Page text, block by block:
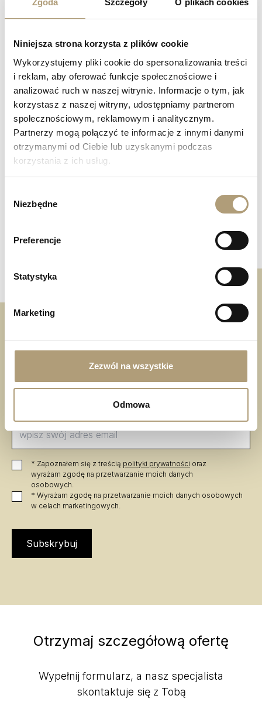
Zgoda Szczegóły O plikach cookies
Niniejsza strona korzysta z plików cookie
Wykorzystujemy pliki cookie do spersonalizowania treści
i reklam, aby oferować funkcje społecznościowe i
analizować ruch w naszej witrynie. Informacje o tym, jak
korzystasz z naszej witryny, udostępniamy partnerom
społecznościowym, reklamowym i analitycznym.
Partnerzy mogą połączyć te informacje z innymi danymi
otrzymanymi od Ciebie lub uzyskanymi podczas
korzystania z ich usług.
zgody
Niezbędne
Preferencje
Statystyka
Marketing
Zezwól na wszystkie
Odmowa
Zapisz się do
newslettera
* Zapoznałem się z treścią polityki prywatności oraz
wyrażam zgodę na przetwarzanie moich danych
osobowych.
* Wyrażam zgodę na przetwarzanie moich danych osobowych
w celach marketingowych.
Subskrybuj
Otrzymaj szczegółową ofertę
Wypełnij formularz, a nasz specjalista
skontaktuje się z Tobą